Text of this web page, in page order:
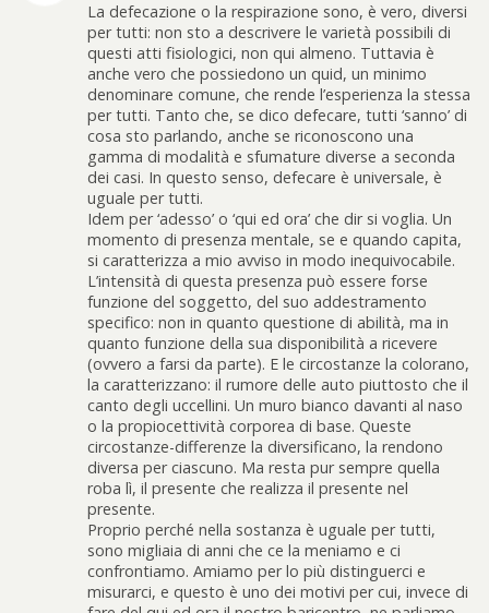
La defecazione o la respirazione sono, è vero, diversi
per tutti: non sto a descrivere le varietà possibili di
questi atti fisiologici, non qui almeno. Tuttavia è
anche vero che possiedono un quid, un minimo
denominare comune, che rende l’esperienza la stessa
per tutti. Tanto che, se dico defecare, tutti ‘sanno’ di
cosa sto parlando, anche se riconoscono una
gamma di modalità e sfumature diverse a seconda
dei casi. In questo senso, defecare è universale, è
uguale per tutti.
Idem per ‘adesso’ o ‘qui ed ora’ che dir si voglia. Un
momento di presenza mentale, se e quando capita,
si caratterizza a mio avviso in modo inequivocabile.
L’intensità di questa presenza può essere forse
funzione del soggetto, del suo addestramento
specifico: non in quanto questione di abilità, ma in
quanto funzione della sua disponibilità a ricevere
(ovvero a farsi da parte). E le circostanze la colorano,
la caratterizzano: il rumore delle auto piuttosto che il
canto degli uccellini. Un muro bianco davanti al naso
o la propiocettività corporea di base. Queste
circostanze-differenze la diversificano, la rendono
diversa per ciascuno. Ma resta pur sempre quella
roba lì, il presente che realizza il presente nel
presente.
Proprio perché nella sostanza è uguale per tutti,
sono migliaia di anni che ce la meniamo e ci
confrontiamo. Amiamo per lo più distinguerci e
misurarci, e questo è uno dei motivi per cui, invece di